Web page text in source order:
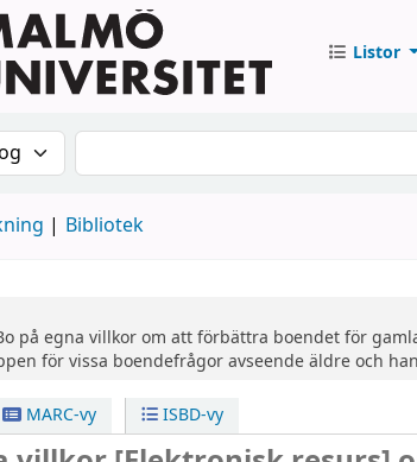
Listor
efter:Sök i katalogen
Bibliotek
på egna villkorom att förbättra boendet för
för vissa boendefrågor avseende äldre och
MARC-vy ISBD-vy